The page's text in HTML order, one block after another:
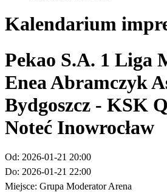
Kalendarium
Pekao S.A. 1 Liga
Enea Abramczyk
Bydgoszcz - KSK
Noteć Inowrocław
Od: 2026-01-21 20:00
Do: 2026-01-21 22:00
Miejsce: Grupa Moderator Arena